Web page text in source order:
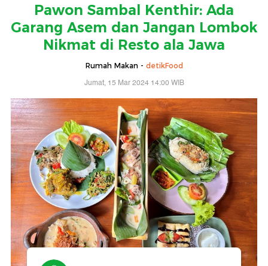
Pawon Sambal Kenthir: Ada
Garang Asem dan Jangan Lombok
Nikmat di Resto ala Jawa
Rumah Makan - detikFood
Jumat, 15 Mar 2024 14:00 WIB